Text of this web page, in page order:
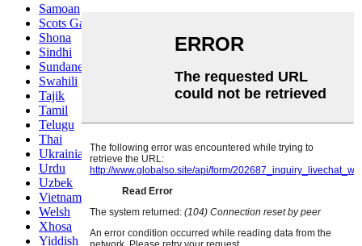
Samoan
Scots Gaelic
Shona
Sindhi
Sundanese
Swahili
Tajik
Tamil
Telugu
Thai
Ukrainian
Urdu
Uzbek
Vietnamese
Welsh
Xhosa
Yiddish